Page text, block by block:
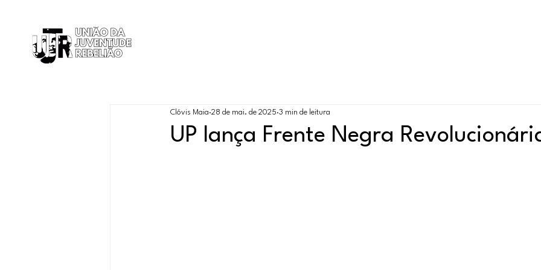
UP lança Frente Negra
Clóvis Maia 28 de mai. de 2025 3 min de leitura